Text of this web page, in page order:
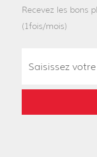
Recevez les bons
(1fois/mois)